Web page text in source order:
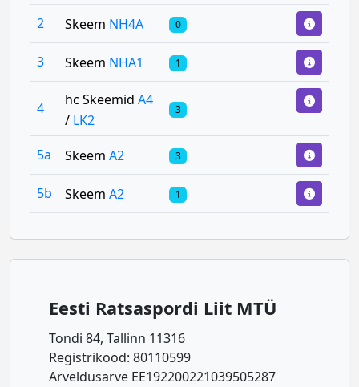
2 Skeem NH4A 0
3 Skeem NHA1 1
4
hc Skeemid A4
/ LK2
3
5a Skeem A2 3
5b Skeem A2 1
Eesti Ratsaspordi Liit MTÜ
Tondi 84, Tallinn 11316
Registrikood: 80110599
Arveldusarve EE192200221039505287